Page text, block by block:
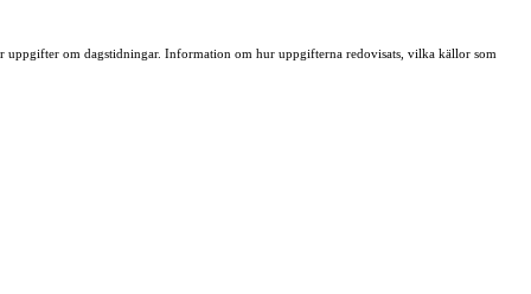
uppgifter om dagstidningar. Information om hur uppgifterna redovisats, vilka källor som